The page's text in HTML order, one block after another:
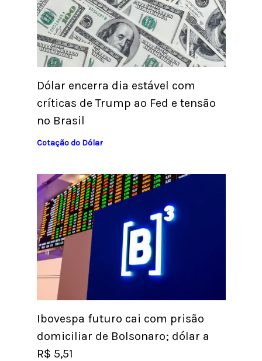
Dólar encerra dia estável com
críticas de Trump ao Fed e tensão
no Brasil
Cotação do Dólar
Ibovespa futuro cai com prisão
domiciliar de Bolsonaro; dólar a
R$ 5,51